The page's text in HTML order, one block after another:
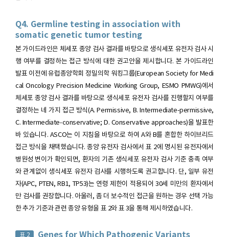
Q4. Germline testing in association with
somatic genetic tumor testing
본 가이드라인은 체세포 종양 검사 결과를 바탕으로 생식세포 유전자 검사 시
행 여부를 결정하는 접근 방식에 대한 권고안을 제시합니다. 본 가이드라인
발표 이전에 유럽종양학회 정밀의학 워킹그룹(European Society for Medi
cal Oncology Precision Medicine Working Group, ESMO PMWG)에서
체세포 종양 검사 결과를 바탕으로 생식세포 유전자 검사를 진행할지 여부를
결정하는 네 가지 접근 방식(A. Permissive, B. Intermediate-permissive,
C. Intermediate-conservative; D. Conservative approaches)을 발표한
바 있습니다. ASCO는 이 지침을 바탕으로 하여 A와 B를 혼합한 하이브리드
접근 방식을 채택했습니다. 종양 유전자 검사에서 표 2에 명시된 유전자에서
병원성 변이가 확인되면, 환자의 기존 생식세포 유전자 검사 기준 충족 여부
와 관계없이 생식세포 유전자 검사를 시행하도록 권고합니다. 단, 일부 유전
자(APC, PTEN, RB1, TP53)는 연령 제한이 적용되어 30세 미만의 환자에서
만 검사를 권장합니다. 아울러, 좀 더 보수적인 접근을 원하는 경우 선택 가능
한 추가 기준과 관련 종양 유형을 표 2와 표 3을 통해 제시하였습니다.
표 2
Genes for Which Pathogenic Variants